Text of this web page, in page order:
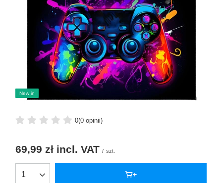
New in
0(0 opinii)
69,99 zł incl. VAT / szt.